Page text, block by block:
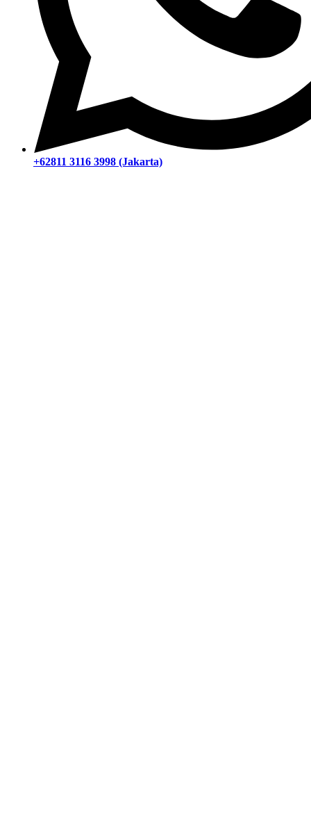
+62811 3116 3998 (Jakarta)